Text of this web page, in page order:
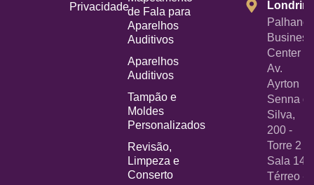
Privacidadede Fala para
Aparelhos
Auditivos
Aparelhos
Auditivos
Tampão e
Moldes
Personalizados
Revisão,
Limpeza e
Conserto
Palhano
Business
Center -
Av.
Ayrton
Senna
Silva,
200 -
Torre 2 -
Sala 14
Térreo -